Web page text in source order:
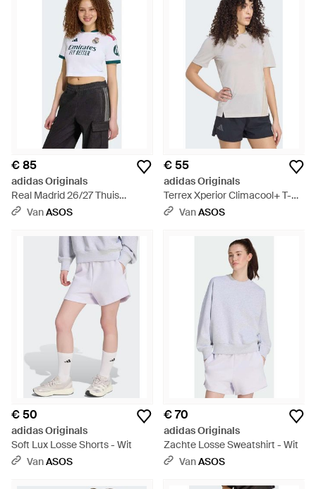
€ 85
adidas Originals
Real Madrid 26/27 Thuis
Cropped Jersey - Wit
VanASOS
€ 55
adidas Originals
Terrex Xperior Climacool+ T-
Shirt - Wit
VanASOS
€ 50
adidas Originals
Soft Lux Losse Shorts - Wit
VanASOS
€ 70
adidas Originals
Zachte Losse Sweatshirt - Wit
VanASOS